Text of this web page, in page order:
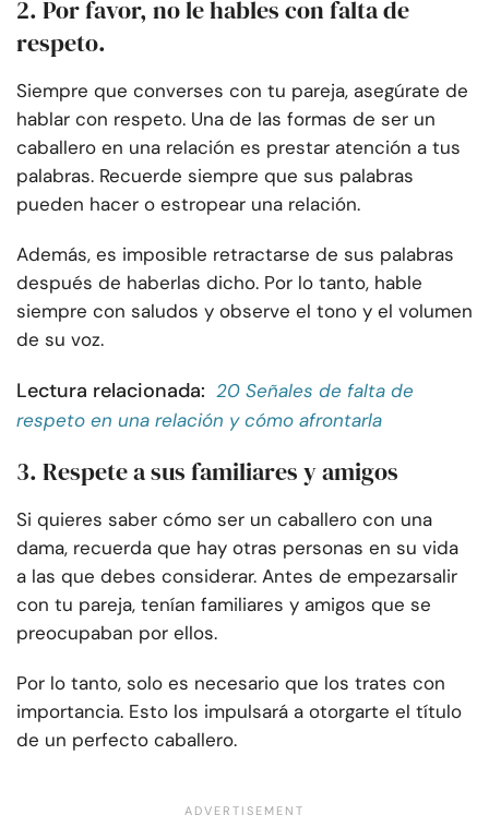
2. Por favor, no le hables con falta de
respeto.
Siempre que converses con tu pareja, asegúrate de
hablar con respeto. Una de las formas de ser un
caballero en una relación es prestar atención a tus
palabras. Recuerde siempre que sus palabras
pueden hacer o estropear una relación.
Además, es imposible retractarse de sus palabras
después de haberlas dicho. Por lo tanto, hable
siempre con saludos y observe el tono y el volumen
de su voz.
Lectura relacionada: 20 Señales de falta de
respeto en una relación y cómo afrontarla
3. Respete a sus familiares y amigos
Si quieres saber cómo ser un caballero con una
dama, recuerda que hay otras personas en su vida
a las que debes considerar. Antes de empezarsalir
con tu pareja, tenían familiares y amigos que se
preocupaban por ellos.
Por lo tanto, solo es necesario que los trates con
importancia. Esto los impulsará a otorgarte el título
de un perfecto caballero.